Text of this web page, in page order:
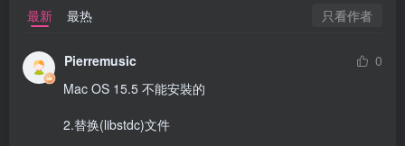
最新 最热 只看作者
Pierremusic
0
Mac OS 15.5 不能安裝的
2.替换(libstdc)文件